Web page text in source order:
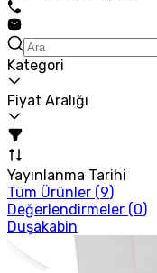
Kategori
Fiyat Aralığı
Yayınlanma Tarihi
Tüm Ürünler (9)
Değerlendirmeler (0)
Duşakabin